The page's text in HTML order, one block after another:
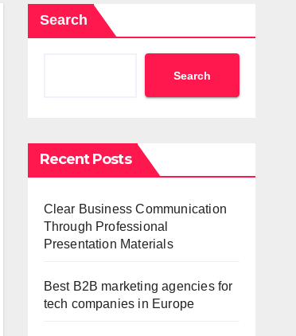
Search
Search
Recent Posts
Clear Business Communication
Through Professional
Presentation Materials
Best B2B marketing agencies for
tech companies in Europe